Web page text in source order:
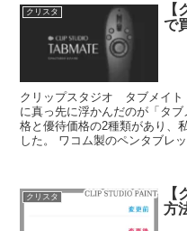
クリスタ
で
クリップスタジオ タブメイト
に真っ先に浮かんだのが「タ
格と優待価格の2種類があり、
した。 ワコム製のペンタブレッ
クリスタ
方